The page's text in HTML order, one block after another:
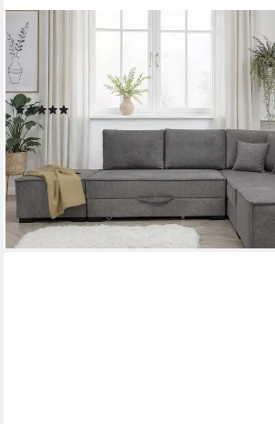
HOME AFFAIRE
Ecksofa Night & Day L-Form, B: 316 cm mit
180x200 cm, Set: Sofa & Hocker,
Kissen, Boxspringbett
1.499,99 € UVP2.769,00 €
-46%
lieferbar in 4 Wochen
+4